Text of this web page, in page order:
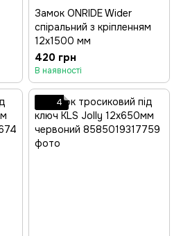
Замок ONRIDE Wider
спіральний з кріпленням
12x1500 мм
420 грн
В наявності
4